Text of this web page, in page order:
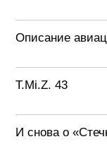
Описание
T.Mi.Z. 43
И снова о